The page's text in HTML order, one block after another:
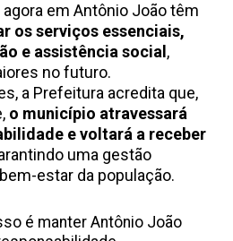
em Antônio João têm
os serviços essenciais,
e assistência social ,
no futuro.
a Prefeitura acredita que,
o município atravessará
e voltará a receber
uma gestão
estar da população.
é manter Antônio João